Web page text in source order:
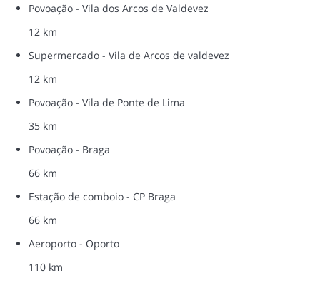
Povoação - Vila dos Arcos de Valdevez
12 km
Supermercado - Vila de Arcos de valdevez
12 km
Povoação - Vila de Ponte de Lima
35 km
Povoação - Braga
66 km
Estação de comboio - CP Braga
66 km
Aeroporto - Oporto
110 km